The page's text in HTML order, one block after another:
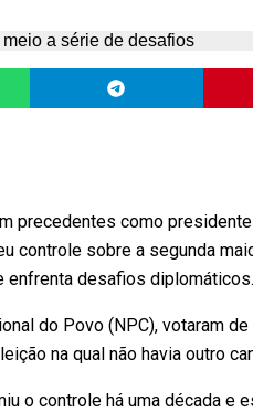
precedentes como
controle sobre a segunda
enfrenta desafios diplomáticos.
do Povo (NPC), votaram de
na qual não havia outro
o controle há uma década e